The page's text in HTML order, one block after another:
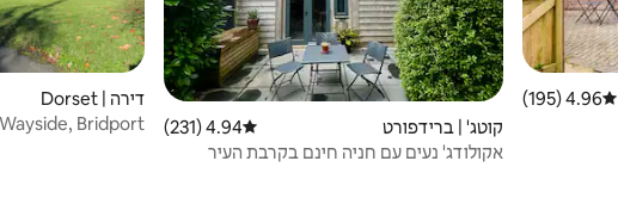
דירוג ממוצע של 4.96 מתוך 5, 195 ביקורות
4.96 (195)
קוטג' | ברידפורט דירוג ממוצע של 4.94 מתוך 5, 231 ביקורות
4.94 (231)
אקולודג' נעים עם חניה חינם בקרבת העיר
דירה | Dorset
Wayside, Bridport - דירה פרטית מרווחת.